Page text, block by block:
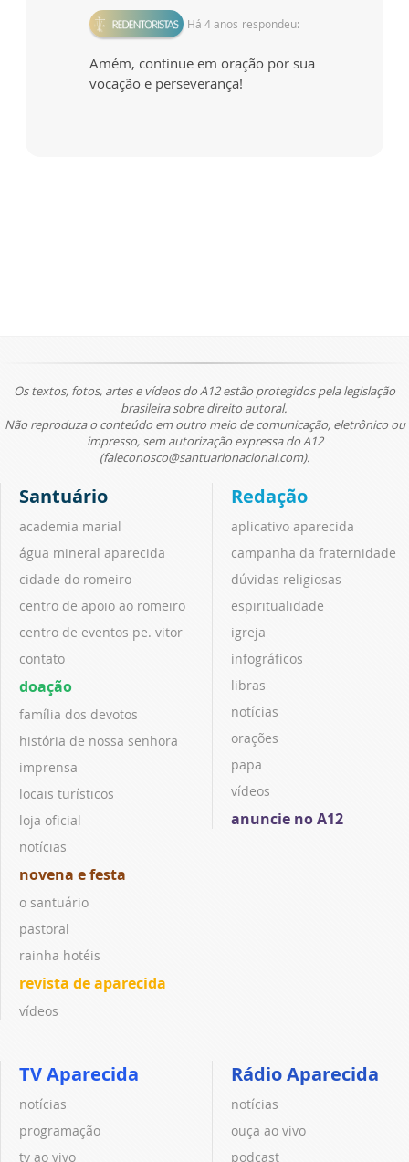
Há 4 anos respondeu:
Amém, continue em oração por sua
vocação e perseverança!
Os textos, fotos, artes e vídeos do A12 estão protegidos pela legislação
brasileira sobre direito autoral.
Não reproduza o conteúdo em outro meio de comunicação, eletrônico ou
impresso, sem autorização expressa do A12
(faleconosco@santuarionacional.com).
Santuário
academia marial
água mineral aparecida
cidade do romeiro
centro de apoio ao romeiro
centro de eventos pe. vitor
contato
doação
família dos devotos
história de nossa senhora
imprensa
locais turísticos
loja oficial
notícias
novena e festa
o santuário
pastoral
rainha hotéis
revista de aparecida
vídeos
Redação
aplicativo aparecida
campanha da fraternidade
dúvidas religiosas
espiritualidade
igreja
infográficos
libras
notícias
orações
papa
vídeos
anuncie no A12
TV Aparecida
notícias
programação
tv ao vivo
Rádio Aparecida
notícias
ouça ao vivo
podcast